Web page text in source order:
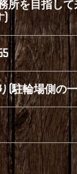
所を目指し
)
(駐輪場側の